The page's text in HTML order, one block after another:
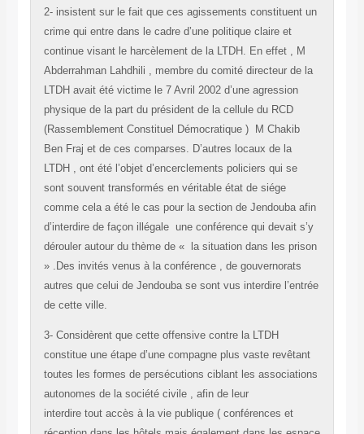
2- insistent sur le fait que ces agissements constituent un
crime qui entre dans le cadre d’une politique claire et
continue visant le harcèlement de la LTDH. En effet , M
Abderrahman Lahdhili , membre du comité directeur de la
LTDH avait été victime le 7 Avril 2002 d’une agression
physique de la part du président de la cellule du RCD
(Rassemblement Constituel Démocratique ) M Chakib
Ben Fraj et de ces comparses. D’autres locaux de la
LTDH , ont été l’objet d’encerclements policiers qui se
sont souvent transformés en véritable état de siége
comme cela a été le cas pour la section de Jendouba afin
d’interdire de façon illégale une conférence qui devait s’y
dérouler autour du thème de « la situation dans les prison
» .Des invités venus à la conférence , de gouvernorats
autres que celui de Jendouba se sont vus interdire l’entrée
de cette ville.
3- Considèrent que cette offensive contre la LTDH
constitue une étape d’une compagne plus vaste revêtant
toutes les formes de persécutions ciblant les associations
autonomes de la société civile , afin de leur
interdire tout accès à la vie publique ( conférences et